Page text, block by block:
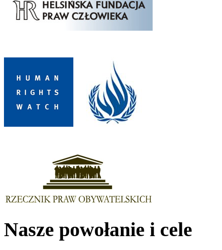
Nasze powołanie i cele